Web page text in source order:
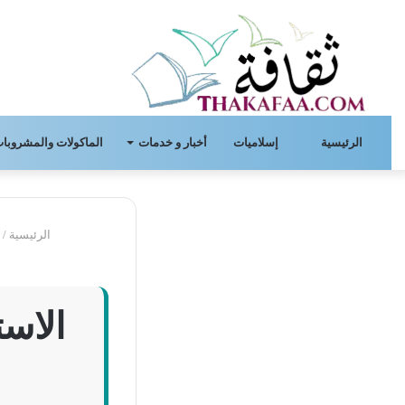
الرئيسية إسلاميات أخبار و خدمات الماكولات
الرئيسية /